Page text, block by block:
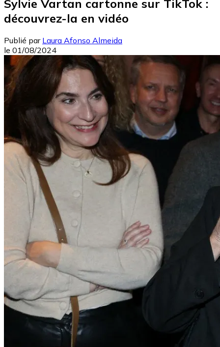
Sylvie Vartan cartonne sur TikTok :
découvrez-la en vidéo
Publié par Laura Afonso Almeida
le 01/08/2024